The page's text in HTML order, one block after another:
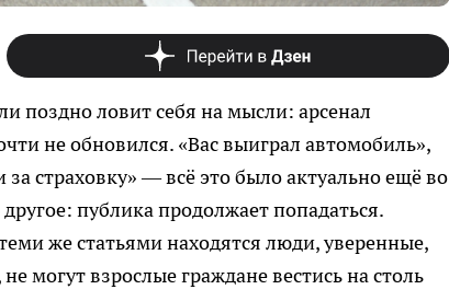
поздно ловит себя на мысли: арсенал
не обновился. «Вас выиграл автомобиль»,
страховку» — всё это было актуально ещё во
публика продолжает попадаться.
же статьями находятся люди, уверенные,
могут взрослые граждане вестись на столь